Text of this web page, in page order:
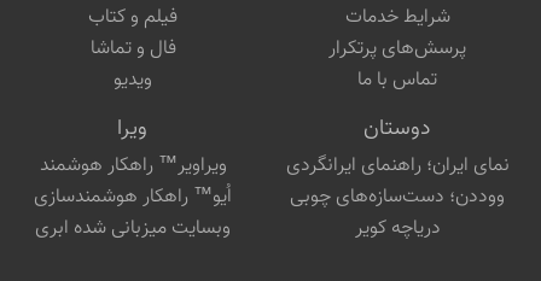
شرایط خدمات
پرسش‌های پرتکرار
تماس با ما
فیلم و کتاب
فال و تماشا
ویدیو
دوستان
نمای ایران؛ راهنمای ایرانگردی
ووددن؛ دست‌سازه‌های چوبی
دریاچه کویر
ویرا
ویراویر™ راهکار هوشمند
اُیو™ راهکار هوشمندسازی
وبسایت میزبانی شده ابری